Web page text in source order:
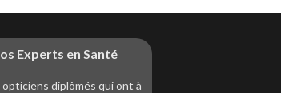
Experts en Santé
diplômés qui ont à